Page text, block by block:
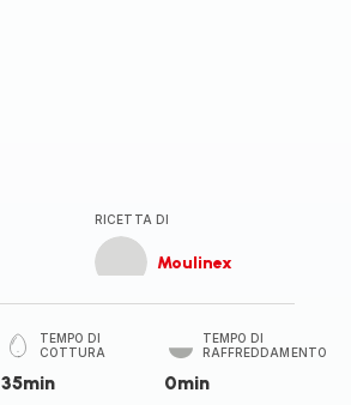
RICETTA DI
Moulinex
TEMPO DI
COTTURA
35min
TEMPO DI
RAFFREDDAMENTO
0min